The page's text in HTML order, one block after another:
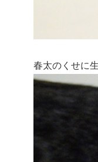
春太のくせに